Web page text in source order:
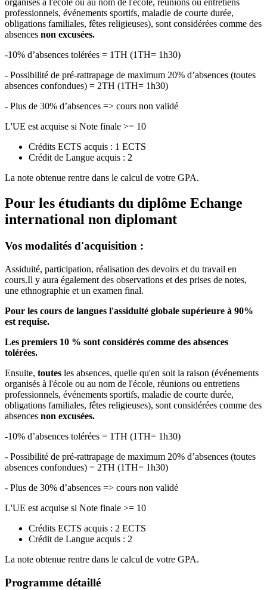
organisés à l'école ou au nom de l'école, réunions ou entretiens
professionnels, événements sportifs, maladie de courte durée,
obligations familiales, fêtes religieuses), sont considérées comme des
absences non excusées.
-10% d’absences tolérées = 1TH (1TH= 1h30)
- Possibilité de pré-rattrapage de maximum 20% d’absences (toutes
absences confondues) = 2TH (1TH= 1h30)
- Plus de 30% d’absences => cours non validé
L'UE est acquise si Note finale >= 10
Crédits ECTS acquis : 1 ECTS
Crédit de Langue acquis : 2
La note obtenue rentre dans le calcul de votre GPA.
Pour les étudiants du diplôme Echange
international non diplomant
Vos modalités d'acquisition :
Assiduité, participation, réalisation des devoirs et du travail en
cours.Il y aura également des observations et des prises de notes,
une ethnographie et un examen final.
Pour les cours de langues l'assiduité globale supérieure à 90%
est requise.
Les premiers 10 % sont considérés comme des absences
tolérées.
Ensuite, toutes les absences, quelle qu'en soit la raison (événements
organisés à l'école ou au nom de l'école, réunions ou entretiens
professionnels, événements sportifs, maladie de courte durée,
obligations familiales, fêtes religieuses), sont considérées comme des
absences non excusées.
-10% d’absences tolérées = 1TH (1TH= 1h30)
- Possibilité de pré-rattrapage de maximum 20% d’absences (toutes
absences confondues) = 2TH (1TH= 1h30)
- Plus de 30% d’absences => cours non validé
L'UE est acquise si Note finale >= 10
Crédits ECTS acquis : 2 ECTS
Crédit de Langue acquis : 2
La note obtenue rentre dans le calcul de votre GPA.
Programme détaillé